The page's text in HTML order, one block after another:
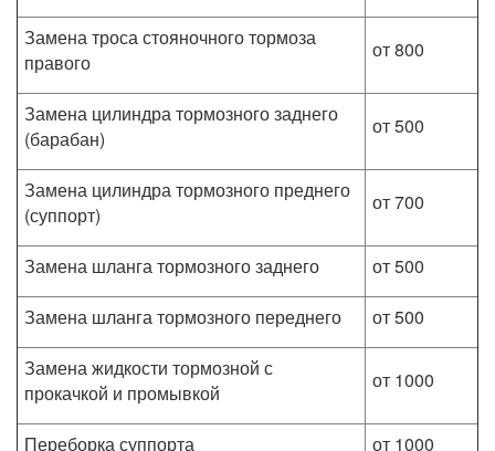
Замена троса стояночного тормоза
правого
от 800
Замена цилиндра тормозного заднего
(барабан)
от 500
Замена цилиндра тормозного преднего
(суппорт)
от 700
Замена шланга тормозного заднего
от 500
Замена шланга тормозного переднего
от 500
Замена жидкости тормозной с
прокачкой и промывкой
от 1000
Переборка суппорта от 1000